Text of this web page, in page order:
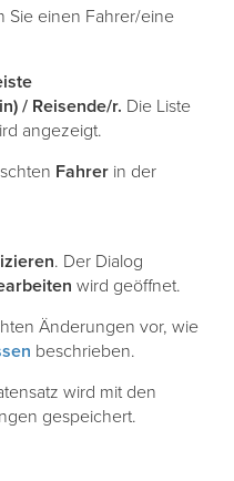
Sie einen Fahrer/eine
/ Reisende/r. Die Liste
angezeigt.
Fahrer in der
. Der Dialog
wird geöffnet.
Änderungen vor, wie
beschrieben.
wird mit den
gespeichert.